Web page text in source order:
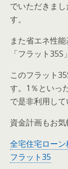
でいただきま
す。
また省エネ性
「フラット
このフラット
す。1％といっ
で是非利用して
資金計画もお気
全宅住宅ロー
フラット35